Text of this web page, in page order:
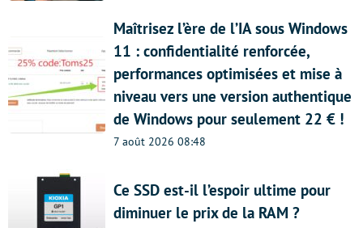
Maîtrisez l’ère de l’IA sous Windows
11 : confidentialité renforcée,
performances optimisées et mise à
niveau vers une version authentique
de Windows pour seulement 22 € !
7 août 2026 08:48
Ce SSD est-il l’espoir ultime pour
diminuer le prix de la RAM ?